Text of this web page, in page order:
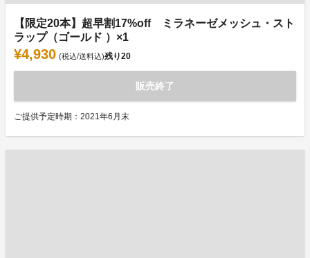
【限定20本】超早割17%off ミラネーゼメッシュ・スト
ラップ（ゴールド ）×1
¥4,930 (税込/送料込)残り20
販売終了
ご提供予定時期：2021年6月末